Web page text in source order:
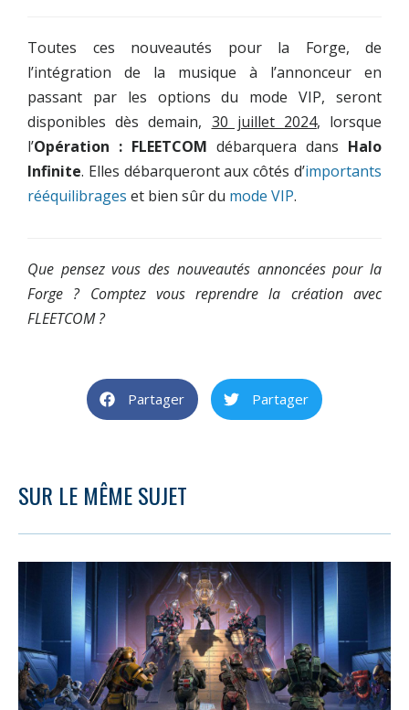
Toutes ces nouveautés pour la Forge, de
l’intégration de la musique à l’annonceur en
passant par les options du mode VIP, seront
disponibles dès demain, 30 juillet 2024, lorsque
l’Opération : FLEETCOM débarquera dans Halo
Infinite. Elles débarqueront aux côtés d’importants
rééquilibrages et bien sûr du mode VIP.
Que pensez vous des nouveautés annoncées pour la
Forge ? Comptez vous reprendre la création avec
FLEETCOM ?
Partager Partager
SUR LE MÊME SUJET